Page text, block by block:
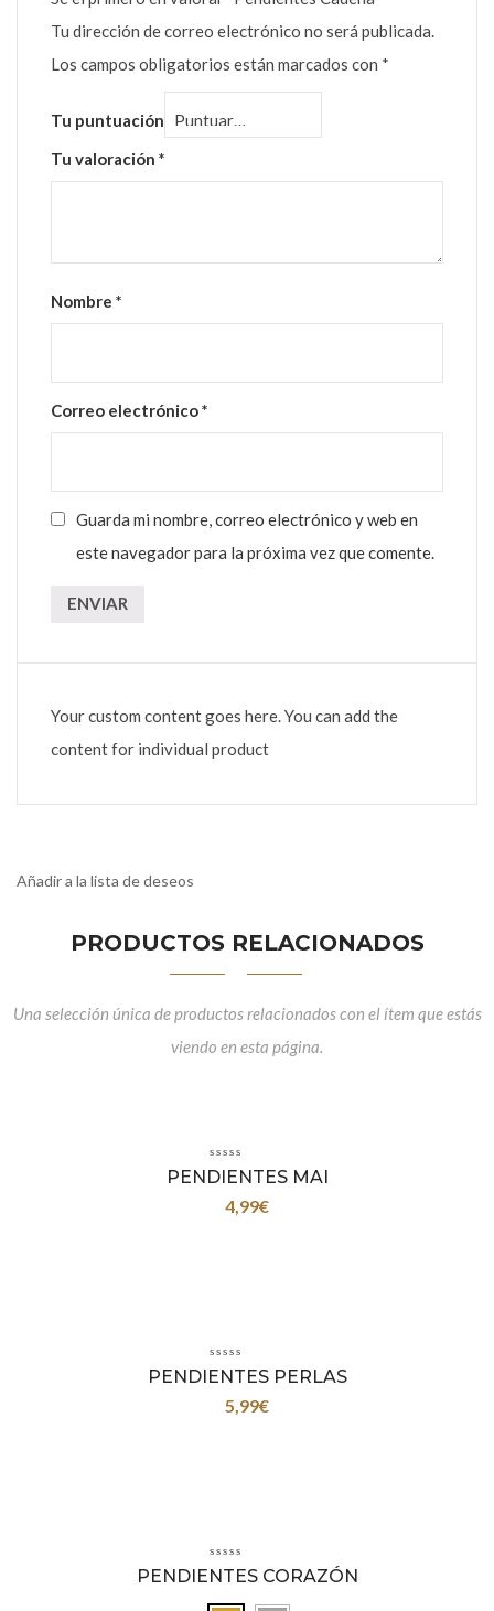
Tu dirección de correo electrónico no será publicada.
Los campos obligatorios están marcados con *
Tu puntuación
Tu valoración *
Nombre *
Correo electrónico*
Guarda mi nombre, correo electrónico y web en
este navegador para la próxima vez que comente.
Your custom content goes here. You can add the
content for individual product
Añadir a la lista de deseos
PRODUCTOS RELACIONADOS
Una selección única de productos relacionados con el ítem que estás
viendo en esta página.
PENDIENTES MAI
4,99€
PENDIENTES PERLAS
5,99€
PENDIENTES CORAZÓN